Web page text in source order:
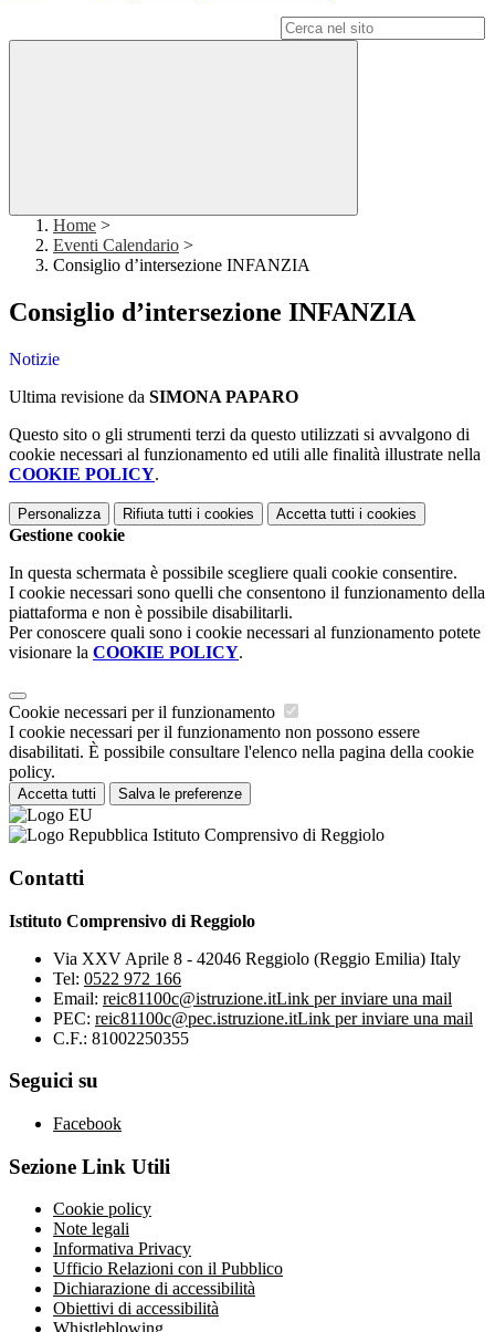
Home >
Eventi Calendario >
Consiglio d’intersezione INFANZIA
Consiglio d’intersezione INFANZIA
Notizie
Ultima revisione da SIMONA PAPARO
Questo sito o gli strumenti terzi da questo utilizzati si avvalgono di
cookie necessari al funzionamento ed utili alle finalità illustrate nella
COOKIE POLICY.
Personalizza Rifiuta tutti i cookies Accetta tutti i cookies
Gestione cookie
In questa schermata è possibile scegliere quali cookie consentire.
I cookie necessari sono quelli che consentono il funzionamento della
piattaforma e non è possibile disabilitarli.
Per conoscere quali sono i cookie necessari al funzionamento potete
visionare la COOKIE POLICY.
Cookie necessari per il funzionamento
I cookie necessari per il funzionamento non possono essere
disabilitati. È possibile consultare l'elenco nella pagina della cookie
policy.
Accetta tutti Salva le preferenze
Istituto Comprensivo di Reggiolo
Contatti
Istituto Comprensivo di Reggiolo
Via XXV Aprile 8 - 42046 Reggiolo (Reggio Emilia) Italy
Tel: 0522 972 166
Email: reic81100c@istruzione.itLink per inviare una mail
PEC: reic81100c@pec.istruzione.itLink per inviare una mail
C.F.: 81002250355
Seguici su
Facebook
Sezione Link Utili
Cookie policy
Note legali
Informativa Privacy
Ufficio Relazioni con il Pubblico
Dichiarazione di accessibilità
Obiettivi di accessibilità